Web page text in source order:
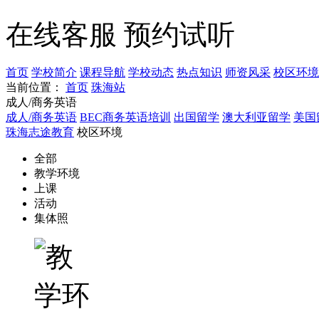
在线客服 预约试听
首页 学校简介 课程导航 学校动态 热点知识 师资风采 校区环境
当前位置：
首页 珠海站
成人/商务英语
成人/商务英语 BEC商务英语培训 出国留学 澳大利亚留学 美国
珠海志途教育 校区环境
全部
教学环境
上课
活动
集体照